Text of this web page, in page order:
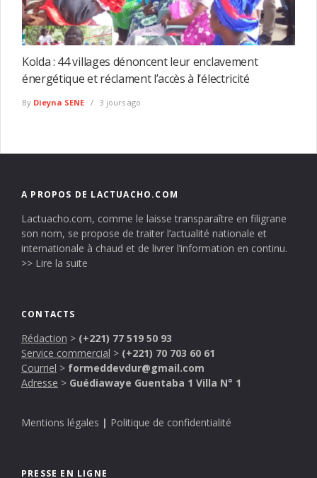
Kolda : 44 villages dénoncent leur enclavement
énergétique et réclament l’accès à l’électricité
By Dieyna SENE 3 jours ago
A PROPOS DE LACTUACHO.COM
Lactuacho.com, comme le laisse transparaître en filigrane
son nom, se propose de traiter l’actualité nationale et
internationale à chaud et de livrer l’information en continu.
>> Lire la suite
CONTACTS
Rédaction > (+221) 77 519 50 93
Service commercial > (+221) 70 703 60 61
Courriel > formeddevdur@gmail.com
Adresse > Guédiawaye Guentaba 1 Villa N° 1
Mentions légales | Politique de confidentialité
PRESSE EN LIGNE